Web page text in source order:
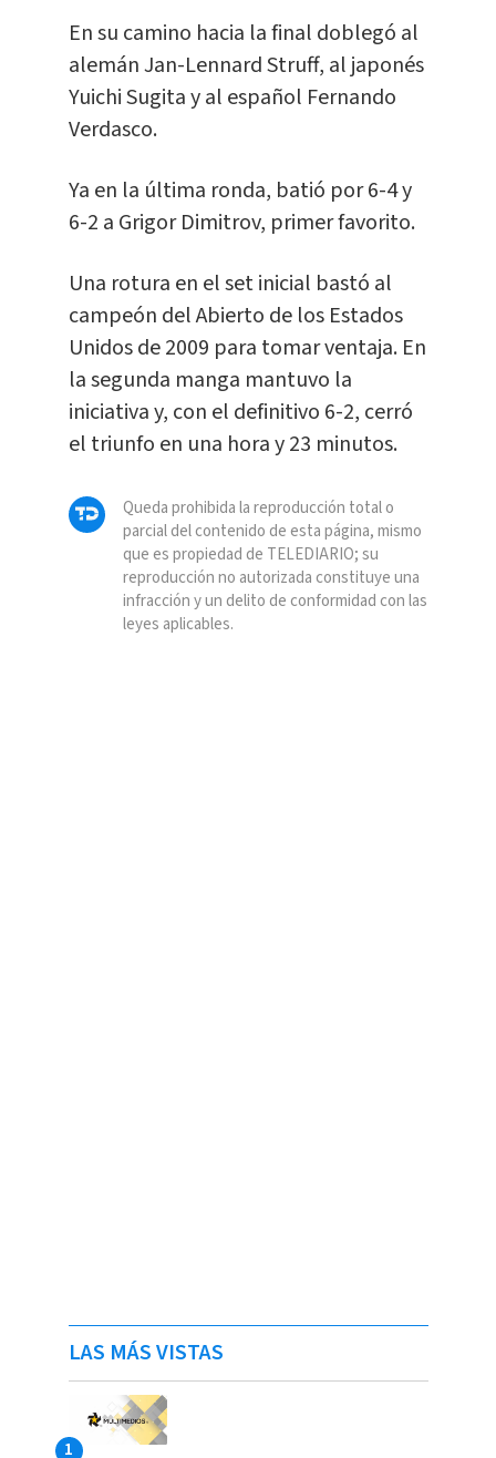
En su camino hacia la final doblegó al
alemán Jan-Lennard Struff, al japonés
Yuichi Sugita y al español Fernando
Verdasco.
Ya en la última ronda, batió por 6-4 y
6-2 a Grigor Dimitrov, primer favorito.
Una rotura en el set inicial bastó al
campeón del Abierto de los Estados
Unidos de 2009 para tomar ventaja. En
la segunda manga mantuvo la
iniciativa y, con el definitivo 6-2, cerró
el triunfo en una hora y 23 minutos.
Queda prohibida la reproducción total o
parcial del contenido de esta página, mismo
que es propiedad de TELEDIARIO; su
reproducción no autorizada constituye una
infracción y un delito de conformidad con las
leyes aplicables.
LAS MÁS VISTAS